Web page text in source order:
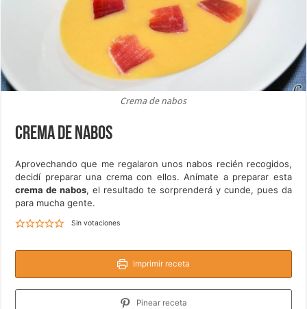
Crema de nabos
Crema de nabos
Aprovechando que me regalaron unos nabos recién recogidos,
decidí preparar una crema con ellos. Anímate a preparar esta
crema de nabos, el resultado te sorprenderá y cunde, pues da
para mucha gente.
Sin votaciones
Imprimir receta
Pinear receta